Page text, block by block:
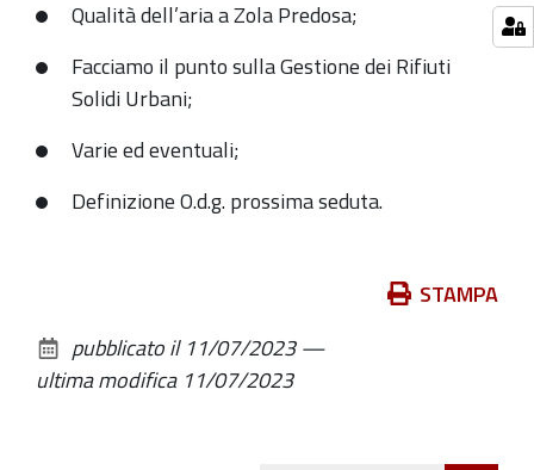
Sede
Convocazione
Consulta
Ambientale:
luglio
18,30
Sala
Qualità dell’aria a Zola Predosa;
Facciamo il punto sulla Gestione dei Rifiuti
Solidi Urbani;
Varie ed eventuali;
Definizione O.d.g. prossima seduta.
documento
STAMPA
pubblicato il 11/07/2023—
ultima modifica 11/07/2023